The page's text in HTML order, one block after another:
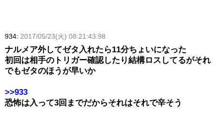
934: 2017/05/23(火) 08:21:43.98
ナルメア外してゼタ入れたら11分ちょいになった
初回は相手のトリガー確認したり結構ロスしてるがそれ
でもゼタのほうが早いか
>>933
恐怖は入って3回までだからそれはそれで辛そう